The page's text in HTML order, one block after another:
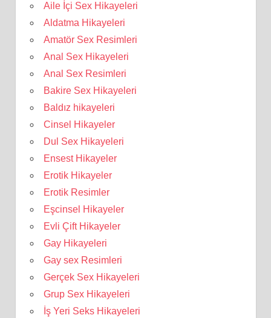
Aile İçi Sex Hikayeleri
Aldatma Hikayeleri
Amatör Sex Resimleri
Anal Sex Hikayeleri
Anal Sex Resimleri
Bakire Sex Hikayeleri
Baldız hikayeleri
Cinsel Hikayeler
Dul Sex Hikayeleri
Ensest Hikayeler
Erotik Hikayeler
Erotik Resimler
Eşcinsel Hikayeler
Evli Çift Hikayeler
Gay Hikayeleri
Gay sex Resimleri
Gerçek Sex Hikayeleri
Grup Sex Hikayeleri
İş Yeri Seks Hikayeleri